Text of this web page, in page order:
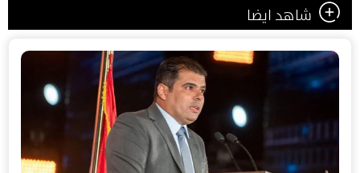
شاهد ايضا